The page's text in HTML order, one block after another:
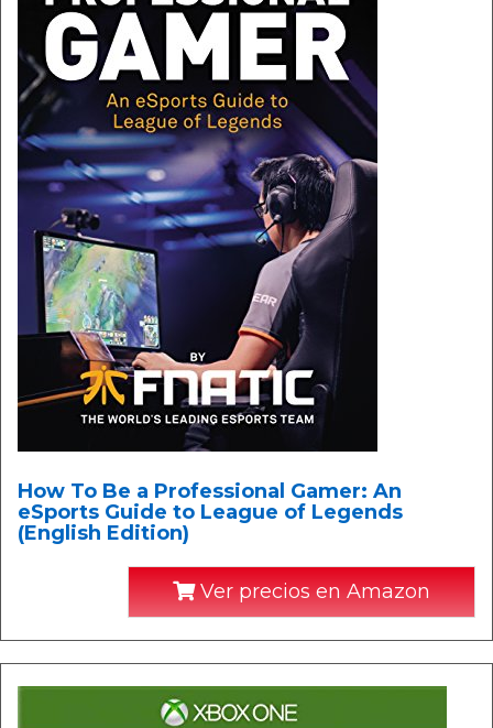
How To Be a Professional Gamer: An
eSports Guide to League of Legends
(English Edition)
Ver precios en Amazon